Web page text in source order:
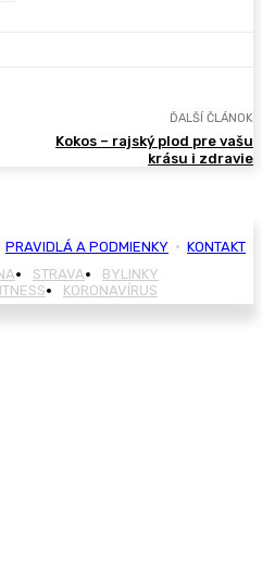
ĎALŠÍ ČLÁNOK
Kokos – rajský plod pre vašu
krásu i zdravie
PRAVIDLÁ A PODMIENKY • KONTAKT
STRAVA
BYLINKY
KORONAVÍRUS